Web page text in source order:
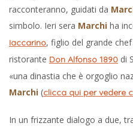
racconteranno, guidati da
simbolo. Ieri sera Marchi ha
Iaccarino, figlio del grande chef
ristorante Don Alfonso 1890 di
«una dinastia che è orgoglio
Marchi (clicca qui per vedere
In un frizzante dialogo a due,